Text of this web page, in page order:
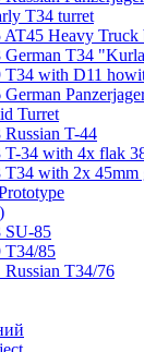
T34 turret
AT45 Heavy Truck
German T34
T34 with D11
German
Turret
Russian T-44
T-34 with 4x flak
T34 with 2x 45mm
SU-85
T34/85
Russian T34/76